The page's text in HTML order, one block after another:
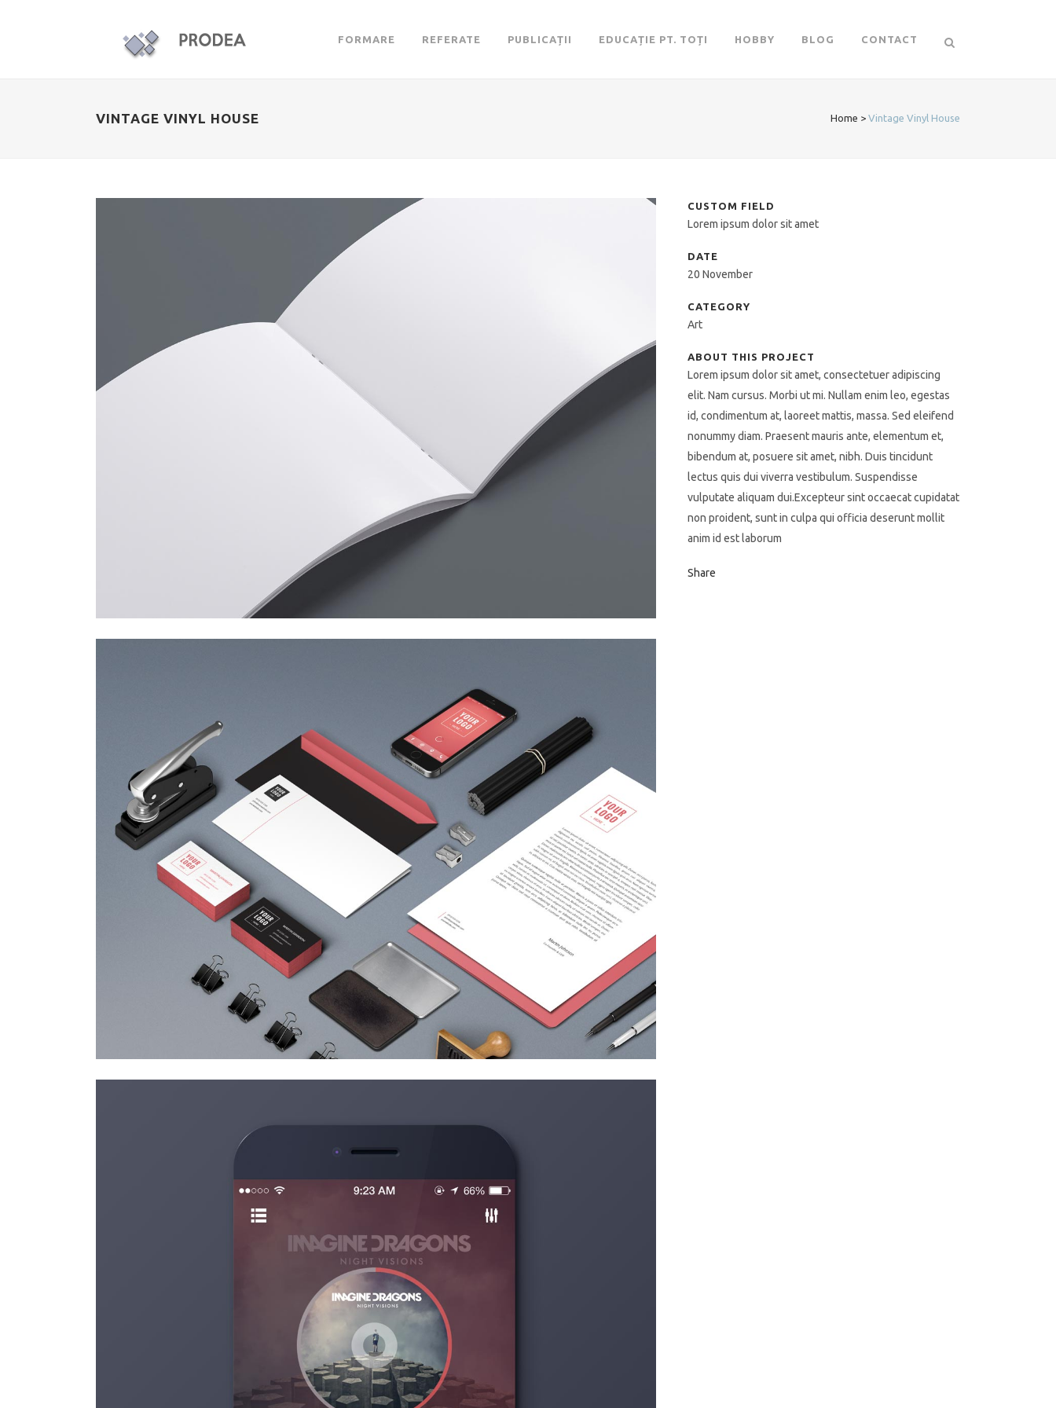
FORMARE REFERATE PUBLICAȚII EDUCAȚIE PT. TOȚI HOBBY BLOG CONTACT
VINTAGE VINYL HOUSE Home > Vintage Vinyl House
CUSTOM FIELD
Lorem ipsum dolor sit amet
DATE
20 November
CATEGORY
Art
ABOUT THIS PROJECT
Lorem ipsum dolor sit amet, consectetuer adipiscing
elit. Nam cursus. Morbi ut mi. Nullam enim leo, egestas
id, condimentum at, laoreet mattis, massa. Sed eleifend
nonummy diam. Praesent mauris ante, elementum et,
bibendum at, posuere sit amet, nibh. Duis tincidunt
lectus quis dui viverra vestibulum. Suspendisse
vulputate aliquam dui.Excepteur sint occaecat cupidatat
non proident, sunt in culpa qui officia deserunt mollit
anim id est laborum
Share